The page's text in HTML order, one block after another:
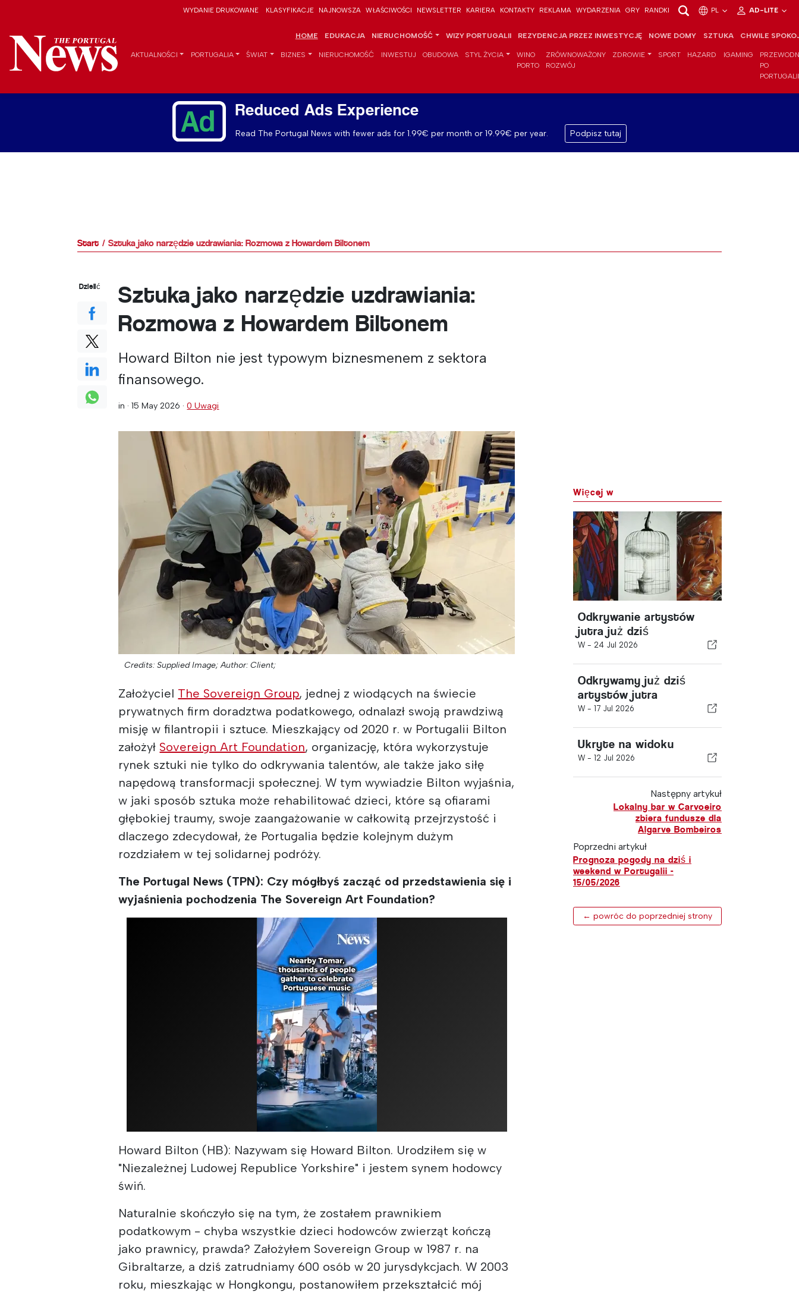
WYDANIE DRUKOWANE KLASYFIKACJE NAJNOWSZA WŁAŚCIWOŚCI NEWSLETTER KARIERA KONTAKTY REKLAMA WYDARZENIA GRY RANDKI PL AD-LITE
HOME EDUKACJA NIERUCHOMOŚĆ WIZY PORTUGALII REZYDENCJA PRZEZ INWESTYCJĘ NOWE DOMY SZTUKA CHWILE
AKTUALNOŚCI PORTUGALIA ŚWIAT BIZNES NIERUCHOMOŚĆ INWESTUJ OBUDOWA STYL ŻYCIA
WINO
PORTO
ZRÓWNOWAŻONY
ROZWÓJ
ZDROWIE SPORT HAZARD IGAMING
PO
PORTUGALII
Reduced Ads Experience
Read The Portugal News with fewer ads for 1.99€ per month or 19.99€ per year. Podpisz tutaj
Start Sztuka jako narzędzie uzdrawiania: Rozmowa z Howardem Biltonem
Sztuka jako narzędzie uzdrawiania:
Rozmowa z Howardem Biltonem
Howard Bilton nie jest typowym biznesmenem z sektora
finansowego.
in ·15 May 2026 ·0 Uwagi
Credits: Supplied Image; Author: Client;
Założyciel The Sovereign Group, jednej z wiodących na świecie
prywatnych firm doradztwa podatkowego, odnalazł swoją prawdziwą
misję w filantropii i sztuce. Mieszkający od 2020 r. w Portugalii Bilton
założył Sovereign Art Foundation, organizację, która wykorzystuje
rynek sztuki nie tylko do odkrywania talentów, ale także jako siłę
napędową transformacji społecznej. W tym wywiadzie Bilton wyjaśnia,
w jaki sposób sztuka może rehabilitować dzieci, które są ofiarami
głębokiej traumy, swoje zaangażowanie w całkowitą przejrzystość i
dlaczego zdecydował, że Portugalia będzie kolejnym dużym
rozdziałem w tej solidarnej podróży.
The Portugal News (TPN): Czy mógłbyś zacząć od przedstawienia się i
wyjaśnienia pochodzenia The Sovereign Art Foundation?
Howard Bilton (HB): Nazywam się Howard Bilton. Urodziłem się w
"Niezależnej Ludowej Republice Yorkshire" i jestem synem hodowcy
świń.
Naturalnie skończyło się na tym, że zostałem prawnikiem
podatkowym - chyba wszystkie dzieci hodowców zwierząt kończą
jako prawnicy, prawda? Założyłem Sovereign Group w 1987 r. na
Gibraltarze, a dziś zatrudniamy 600 osób w 20 jurysdykcjach. W 2003
roku, mieszkając w Hongkongu, postanowiłem przekształcić mój
Dzielić
Więcej w
Odkrywanie artystów
jutra już dziś
W - 24 Jul 2026
Odkrywamy już dziś
artystów jutra
W - 17 Jul 2026
Ukryte na widoku
W - 12 Jul 2026
Następny artykuł
Lokalny bar w Carvoeiro
zbiera fundusze dla
Algarve Bombeiros
Poprzedni artykuł
Prognoza pogody na dziś i
weekend w Portugalii -
15/05/2026
← powróc do poprzedniej strony